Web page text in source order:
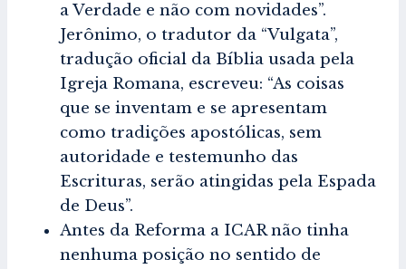
a Verdade e não com novidades”.
Jerônimo, o tradutor da “Vulgata”,
tradução oficial da Bíblia usada pela
Igreja Romana, escreveu: “As coisas
que se inventam e se apresentam
como tradições apostólicas, sem
autoridade e testemunho das
Escrituras, serão atingidas pela Espada
de Deus”.
Antes da Reforma a ICAR não tinha
nenhuma posição no sentido de